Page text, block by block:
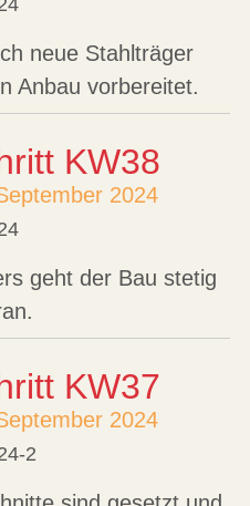
neue Stahlträger
Anbau vorbereitet.
KW38
2024
geht der Bau stetig
KW37
2024